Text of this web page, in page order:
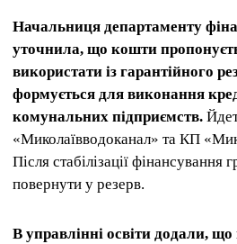
Начальниця департаменту
уточнила, що кошти
використати із гарантійного
формується для виконання
комунальних підприємств.
«Миколаївводоканал» та КП
Після стабілізації фінансування
повернути у резерв.
В управлінні освіти додали,